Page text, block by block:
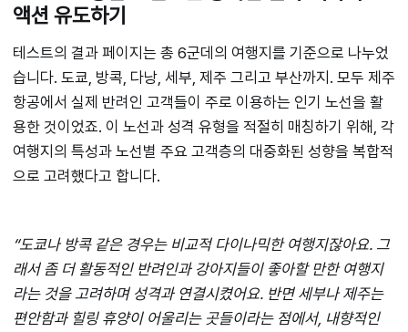
액션 유도하기
테스트의 결과 페이지는 총 6군데의 여행지를 기준으로 나누었
습니다. 도쿄, 방콕, 다낭, 세부, 제주 그리고 부산까지. 모두 제주
항공에서 실제 반려인 고객들이 주로 이용하는 인기 노선을 활
용한 것이었죠. 이 노선과 성격 유형을 적절히 매칭하기 위해, 각
여행지의 특성과 노선별 주요 고객층의 대중화된 성향을 복합적
으로 고려했다고 합니다.
“도쿄나 방콕 같은 경우는 비교적 다이나믹한 여행지잖아요. 그
래서 좀 더 활동적인 반려인과 강아지들이 좋아할 만한 여행지
라는 것을 고려하며 성격과 연결시켰어요. 반면 세부나 제주는
편안함과 힐링 휴양이 어울리는 곳들이라는 점에서, 내향적인